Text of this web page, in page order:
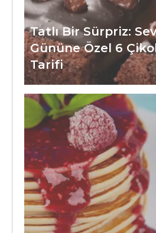
Tatlı Bir Sürpriz:
Gününe Özel 6
Tarifi